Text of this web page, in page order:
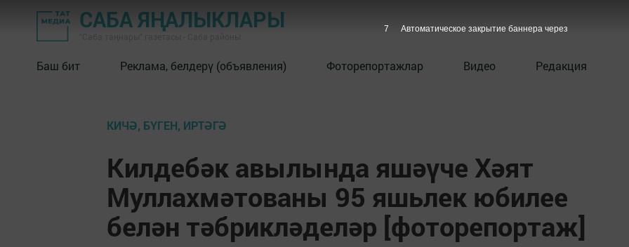
САБА ЯҢАЛЫКЛАРЫ
Баш бит Реклама, белдерү (объявления) Фоторепортажлар Видео Редакция
КИЧӘ, БҮГЕН, ИРТӘГӘ
Килдебәк авылында яшәүче Хәят
Муллахмәтованы 95 яшьлек юбилее
белән тәбрикләделәр [фоторепортаж]
6 Автоматическое закрытие баннера через